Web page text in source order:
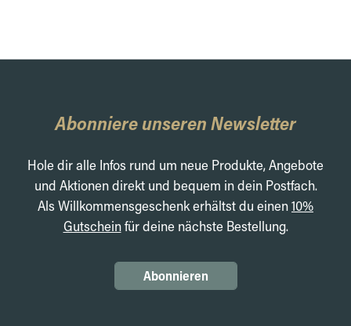
Abonniere unseren Newsletter
Hole dir alle Infos rund um neue Produkte, Angebote
und Aktionen direkt und bequem in dein Postfach.
Als Willkommensgeschenk erhältst du einen10%
Gutscheinfür deine nächste Bestellung.
Abonnieren